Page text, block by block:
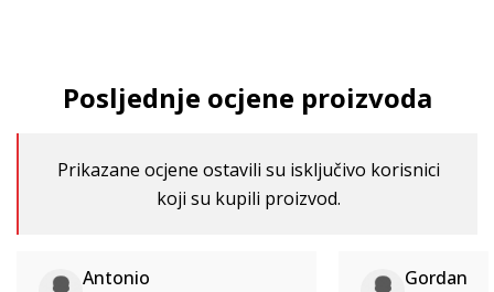
Posljednje ocjene proizvoda
Prikazane ocjene ostavili su isključivo korisnici
koji su kupili proizvod.
Antonio Gordan